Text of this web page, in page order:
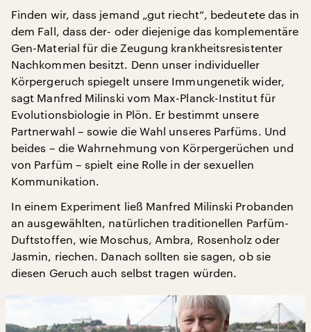
Finden wir, dass jemand „gut riecht“, bedeutete das in
dem Fall, dass der- oder diejenige das komplementäre
Gen-Material für die Zeugung krankheitsresistenter
Nachkommen besitzt. Denn unser individueller
Körpergeruch spiegelt unsere Immungenetik wider,
sagt Manfred Milinski vom Max-Planck-Institut für
Evolutionsbiologie in Plön. Er bestimmt unsere
Partnerwahl – sowie die Wahl unseres Parfüms. Und
beides – die Wahrnehmung von Körpergerüchen und
von Parfüm – spielt eine Rolle in der sexuellen
Kommunikation.
In einem Experiment ließ Manfred Milinski Probanden
an ausgewählten, natürlichen traditionellen Parfüm-
Duftstoffen, wie Moschus, Ambra, Rosenholz oder
Jasmin, riechen. Danach sollten sie sagen, ob sie
diesen Geruch auch selbst tragen würden.